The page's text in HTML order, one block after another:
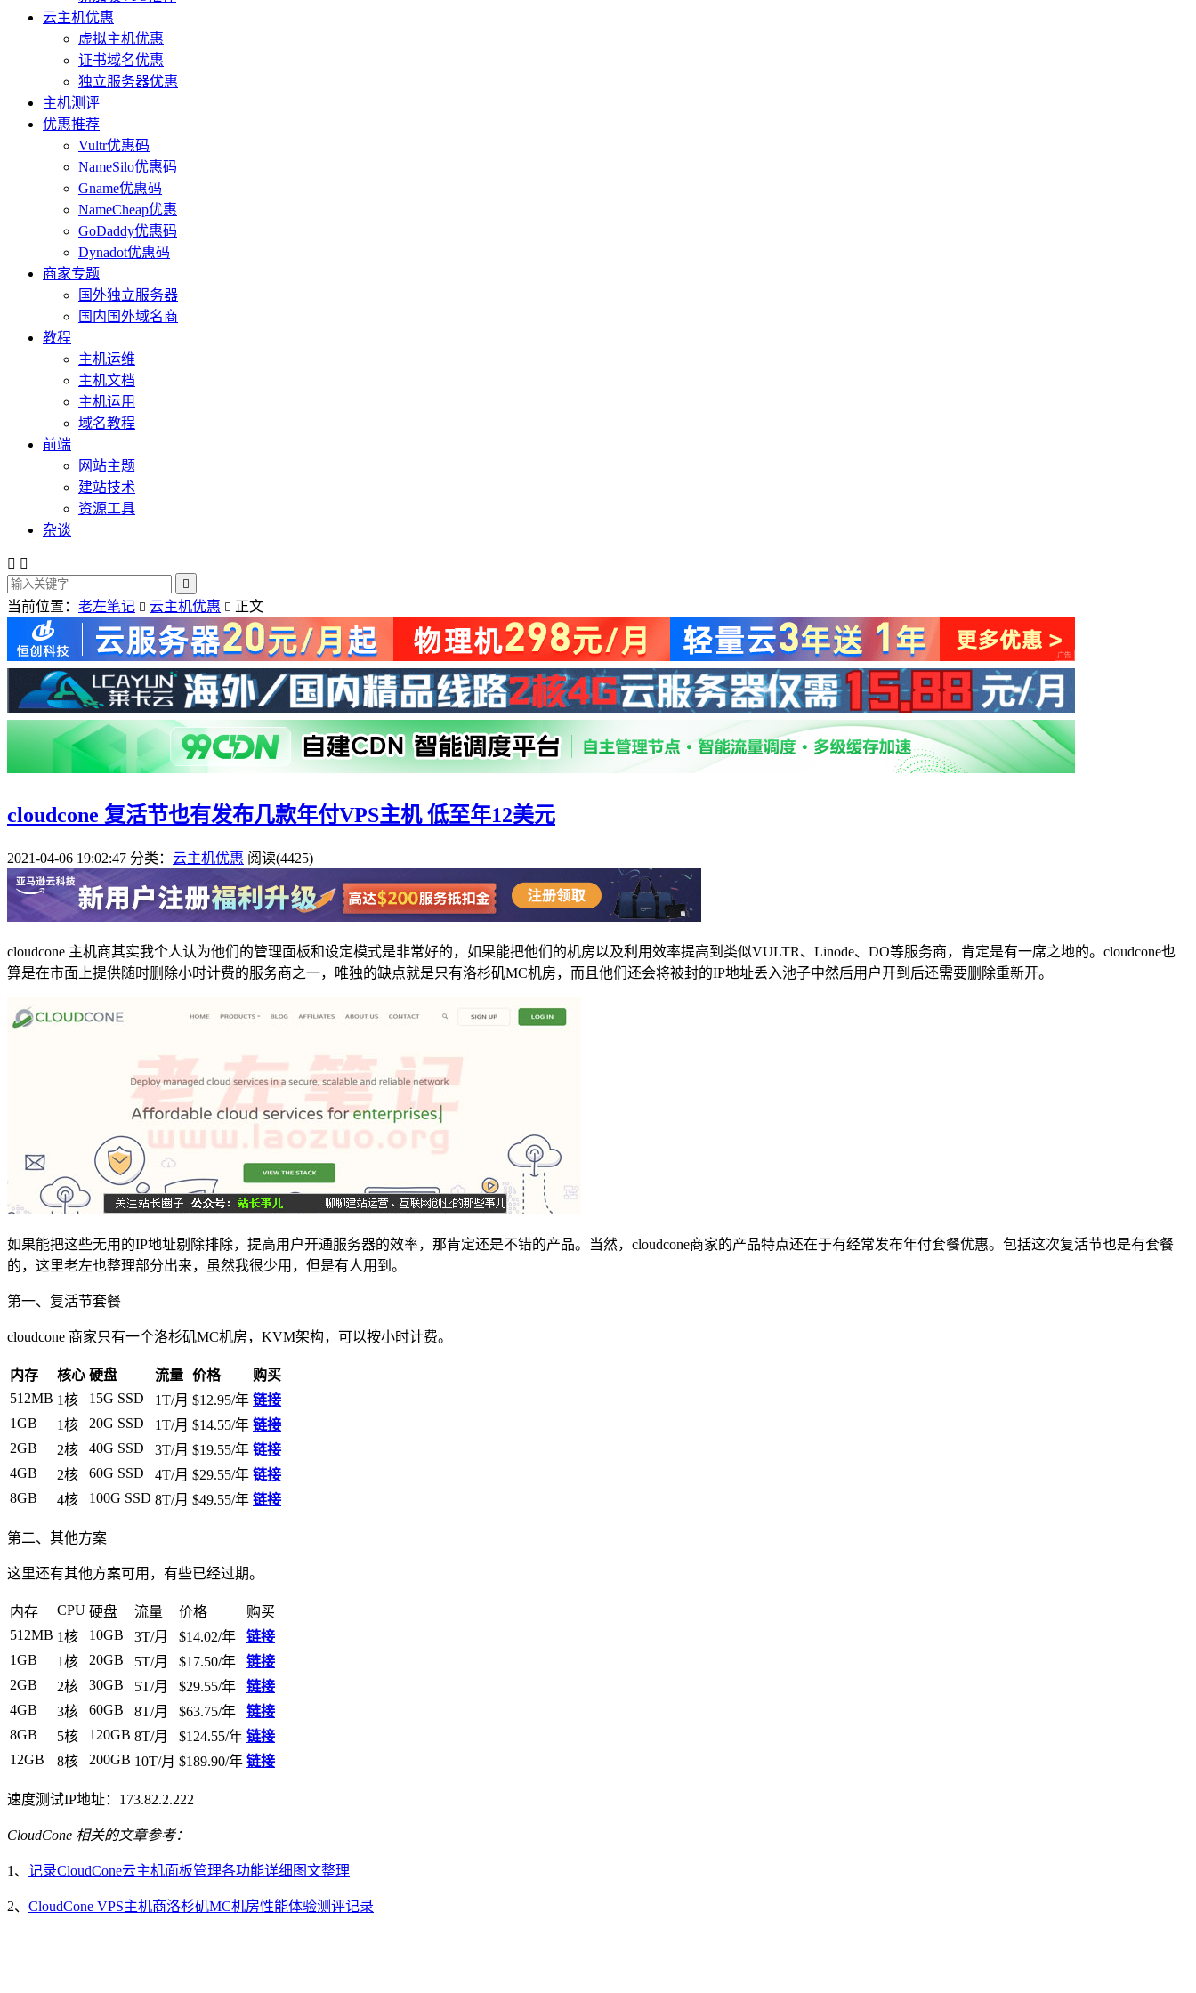
云主机优惠
虚拟主机优惠
证书域名优惠
独立服务器优惠
主机测评
优惠推荐
Vultr优惠码
NameSilo优惠码
Gname优惠码
NameCheap优惠
GoDaddy优惠码
Dynadot优惠码
商家专题
国外独立服务器
国内国外域名商
教程
主机运维
主机文档
主机运用
域名教程
前端
网站主题
建站技术
资源工具
杂谈
 

当前位置： 老左笔记  云主机优惠  正文
cloudcone 复活节也有发布几款年付VPS主机 低至年12美元
2021-04-06 19:02:47 分类： 云主机优惠 阅读(4425)
cloudcone 主机商其实我个人认为他们的管理面板和设定模式是非常好的，如果能把他们的机房以及利用效率提高到类似VULTR、Linode、DO等服务商，肯定是有一席之地的。cloudcone也
算是在市面上提供随时删除小时计费的服务商之一，唯独的缺点就是只有洛杉矶MC机房，而且他们还会将被封的IP地址丢入池子中然后用户开到后还需要删除重新开。
如果能把这些无用的IP地址剔除排除，提高用户开通服务器的效率，那肯定还是不错的产品。当然，cloudcone商家的产品特点还在于有经常发布年付套餐优惠。包括这次复活节也是有套餐
的，这里老左也整理部分出来，虽然我很少用，但是有人用到。
第一、复活节套餐
cloudcone 商家只有一个洛杉矶MC机房，KVM架构，可以按小时计费。
内存 核心 硬盘 流量 价格
购买
512MB 1核 15G SSD 1T/月 $12.95/年 链接
1GB
1核 20G SSD 1T/月 $14.55/年 链接
2GB
2核 40G SSD 3T/月 $19.55/年 链接
4GB
2核 60G SSD 4T/月 $29.55/年 链接
8GB
4核 100G SSD 8T/月 $49.55/年 链接
第二、其他方案
这里还有其他方案可用，有些已经过期。
内存 CPU 硬盘 流量 价格
购买
512MB 1核 10GB 3T/月 $14.02/年
链接
1GB
1核 20GB 5T/月 $17.50/年
链接
2GB
2核 30GB 5T/月 $29.55/年
链接
4GB
3核 60GB 8T/月 $63.75/年
链接
8GB
5核 120GB 8T/月 $124.55/年 链接
12GB
8核 200GB 10T/月 $189.90/年 链接
速度测试IP地址：173.82.2.222
CloudCone 相关的文章参考：
1、 记录CloudCone云主机面板管理各功能详细图文整理
2、 CloudCone VPS主机商洛杉矶MC机房性能体验测评记录